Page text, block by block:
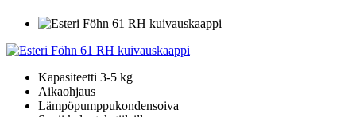
Kapasiteetti 3-5 kg
Aikaohjaus
Lämpöpumppukondensoiva